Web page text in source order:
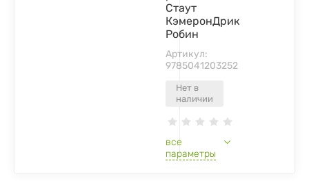
Нет в
наличии
Стаут
КэмеронДрик
Робин
Артикул:
9785041203252
все
параметры